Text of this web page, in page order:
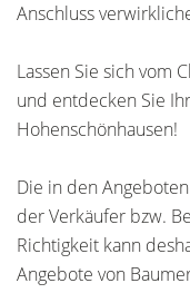
Anschluss
Lassen Sie sich vom
und entdecken Sie
Hohenschönhausen!
Die in den
der Verkäufer bzw.
Richtigkeit kann
Angebote von